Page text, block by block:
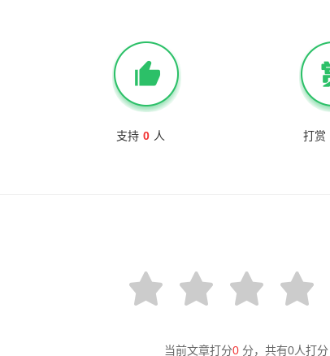
支持 0 人 打赏
当前文章打分0 分，共有0人打分